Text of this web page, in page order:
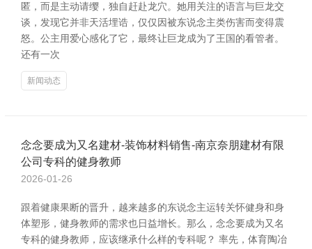
匿，而是主动请缨，独自赶赴龙穴。她用关注的语言与巨龙交
谈，发现它并非天活埋诰，仅仅因被东说念主类伤害而变得震
怒。公主用爱心感化了它，最终让巨龙成为了王国的看管者。
还有一次
新闻动态
念念要成为又名建材-装饰材料销售-南京奈朋建材有限
公司专科的健身教师
2026-01-26
跟着健康果断的晋升，越来越多的东说念主运转关怀健身和身
体塑形，健身教师的需求也日益增长。那么，念念要成为又名
专科的健身教师，应该继承什么样的专科呢？ 率先，体育陶冶